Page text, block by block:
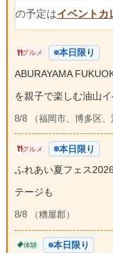
の予定はイベントカ
グルメ 本日限り
ABURAYAMA
を親子で楽しむ油山イ
8/8 （福岡市、博多区、
グルメ 本日限り
ふれあい夏フェス
テージも
8/8 （糟屋郡）
体験 本日限り